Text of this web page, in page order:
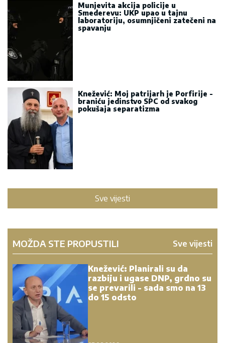
Munjevita akcija policije u
Smederevu: UKP upao u tajnu
laboratoriju, osumnjičeni zatečeni na
spavanju
Knežević: Moj patrijarh je Porfirije -
braniću jedinstvo SPC od svakog
pokušaja separatizma
Sve vijesti
MOŽDA STE PROPUSTILI Sve vijesti
Knežević: Planirali su da
razbiju i ugase DNP, grdno su
se prevarili - sada smo na 13
do 15 odsto